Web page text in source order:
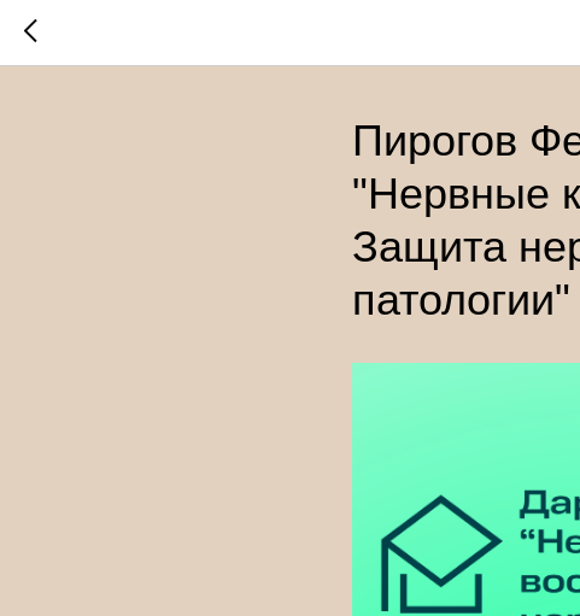
Пирогов
"Нервные
Защита
патологии"